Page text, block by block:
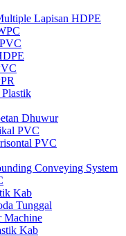
Lapisan HDPE
Dhuwur
PVC
PVC
Conveying System
Kab
Tunggal
Machine
Kab